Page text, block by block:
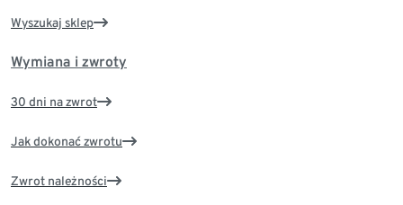
Wyszukaj sklep
Wymiana i zwroty
30 dni na zwrot
Jak dokonać zwrotu
Zwrot należności